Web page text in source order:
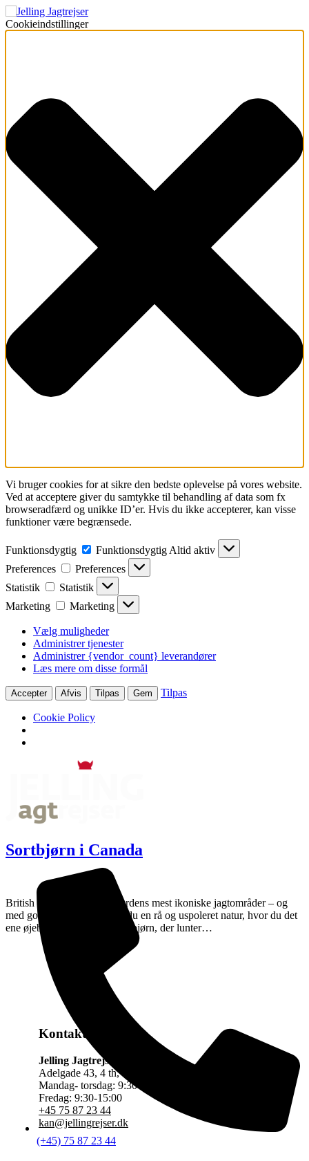
Cookieindstillinger
Vi bruger cookies for at sikre den bedste oplevelse på vores website.
Ved at acceptere giver du samtykke til behandling af data som fx
browseradfærd og unikke ID’er. Hvis du ikke accepterer, kan visse
funktioner være begrænsede.
Funktionsdygtig Funktionsdygtig Altid aktiv
Preferences
Preferences
Statistik
Statistik
Marketing
Marketing
Vælg muligheder
Administrer tjenester
Administrer {vendor_count} leverandører
Læs mere om disse formål
Accepter Afvis Tilpas Gem Tilpas
Cookie Policy
(+45) 75 87 23 44
Sortbjørn i Canada
British Columbia er et af verdens mest ikoniske jagtområder – og
med god grund. Her møder du en rå og uspoleret natur, hvor du det
ene øjeblik kan spotte en sortbjørn, der lunter…
Kontakt os
Jelling Jagtrejser
Adelgade 43, 4 th, 8660 Skanderborg
Mandag- torsdag: 9:30-17:00
Fredag: 9:30-15:00
+45 75 87 23 44
kan@jellingrejser.dk